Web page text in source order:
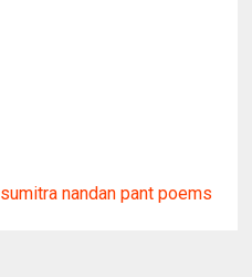
sumitra nandan pant poems